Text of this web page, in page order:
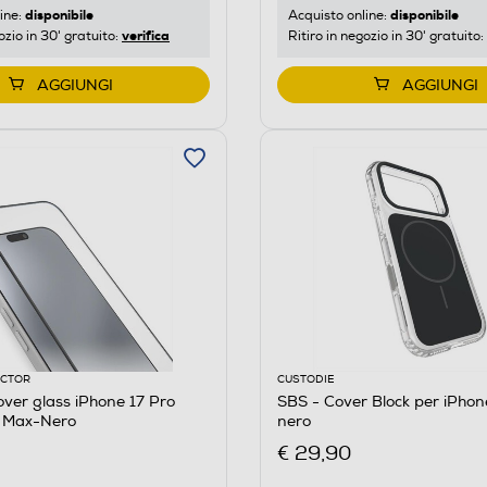
disponibile
in 30' gratuito: verifica
AGGIUNGI
Acquisto online: disponibile
Ritiro in negozio in 30' gratuito:
AGGIUNGI
glass iPhone 17 Pro
Nero
CUSTODIE
SBS - Cover Block per
nero
€ 29,90